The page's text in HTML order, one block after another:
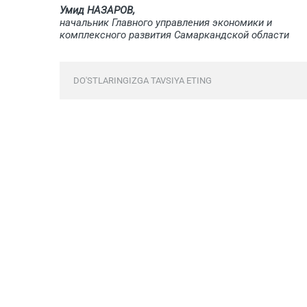
Умид НАЗАРОВ,
начальник Главного управления экономики и
комплексного развития Самаркандской области
DO'STLARINGIZGA TAVSIYA ETING